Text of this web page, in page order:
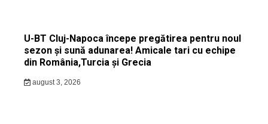
U-BT Cluj-Napoca începe pregătirea pentru noul
sezon și sună adunarea! Amicale tari cu echipe
din România,Turcia și Grecia
august 3, 2026